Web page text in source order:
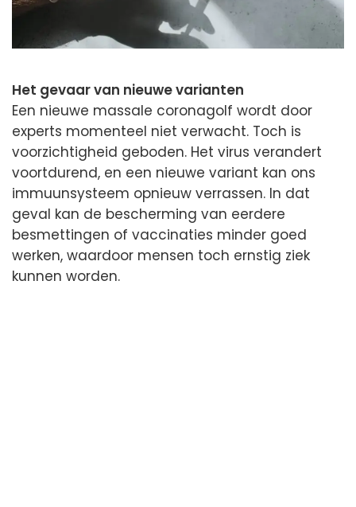
Het gevaar van nieuwe varianten
Een nieuwe massale coronagolf wordt door
experts momenteel niet verwacht. Toch is
voorzichtigheid geboden. Het virus verandert
voortdurend, en een nieuwe variant kan ons
immuunsysteem opnieuw verrassen. In dat
geval kan de bescherming van eerdere
besmettingen of vaccinaties minder goed
werken, waardoor mensen toch ernstig ziek
kunnen worden.